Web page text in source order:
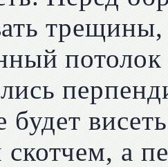
будет
а